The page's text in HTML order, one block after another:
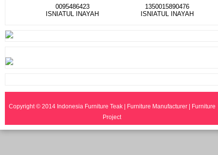
0095486423
ISNIATUL INAYAH
1350015890476
ISNIATUL INAYAH
Copyright © 2014 Indonesia Furniture Teak | Furniture Manufacturer | Furniture
Project